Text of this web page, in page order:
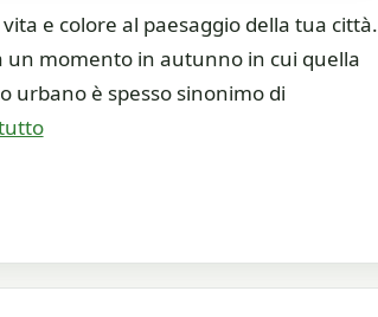
e colore al paesaggio della tua città.
momento in autunno in cui quella
urbano è spesso sinonimo di